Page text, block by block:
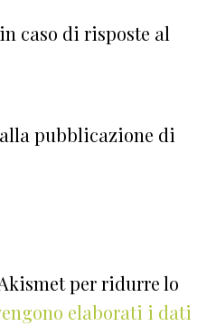
caso di risposte al
pubblicazione di
per ridurre lo
elaborati i dati